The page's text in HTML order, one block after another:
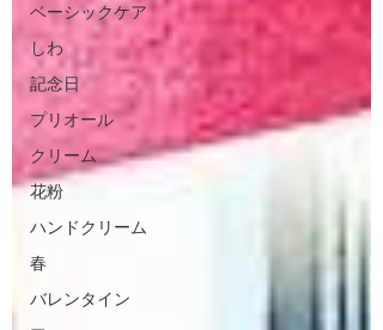
ベーシックケア
しわ
記念日
プリオール
クリーム
花粉
ハンドクリーム
春
バレンタイン